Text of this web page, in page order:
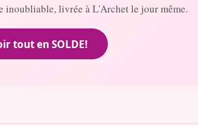
inoubliable, livrée à L'Archet le jour même.
tout en SOLDE!